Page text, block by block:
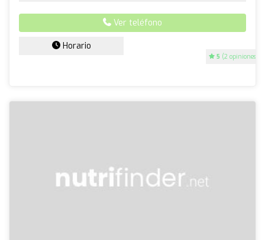
5 (2 opiniones)
Ver teléfono
Horario